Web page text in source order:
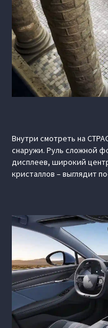
Внутри смотреть на
снаружи. Руль сложной
дисплеев, широкий
кристаллов – выглядит